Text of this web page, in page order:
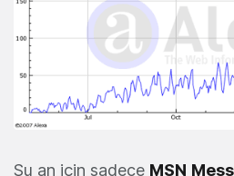
Şu an için sadece MSN